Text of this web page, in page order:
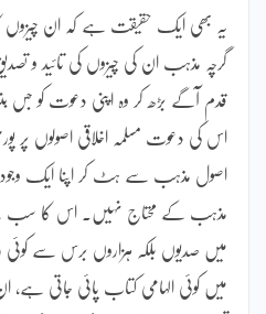
یہ بھی ایک حقیقت ہے کہ ان چیزوں
گرچہ مذہب ان کی چیزوں کی تائید و
قدم آگے بڑھ کر وہ اپنی دعوت کو جس
اس کی دعوت مسلمہ اخلاقی اصولوں پر
اصول مذہب سے ہٹ کر اپنا ایک وجود
مذہب کے محتاج نہیں۔ اس کا سب
میں صدیوں بلکہ ہزاروں برس سے کوئی
میں کوئی الہامی کتاب پائی جاتی